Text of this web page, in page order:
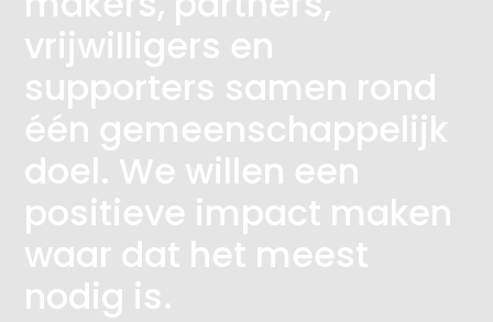
vrijwilligers en
supporters samen rond
één gemeenschappelijk
doel. We willen een
positieve impact maken
waar dat het meest
nodig is.